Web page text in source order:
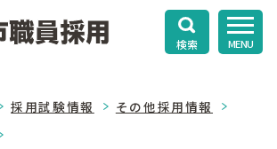
検索 MENU
採用試験情報
その他採用情報